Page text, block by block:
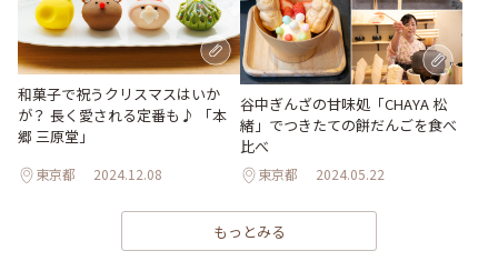
和菓子で祝うクリスマスはいか
が？ 長く愛される定番も♪ 「本
郷 三原堂」
東京都 2024.12.08
谷中ぎんざの甘味処「CHAYA 松
緒」でつきたての餅だんごを食べ
比べ
東京都 2024.05.22
もっとみる